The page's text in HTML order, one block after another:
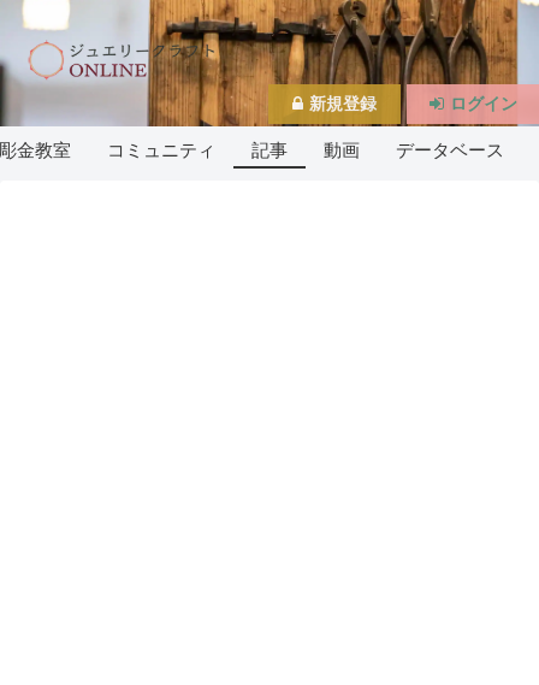
金教室 コミュニティ 記事 動画 データベース
新規登録 ログイン